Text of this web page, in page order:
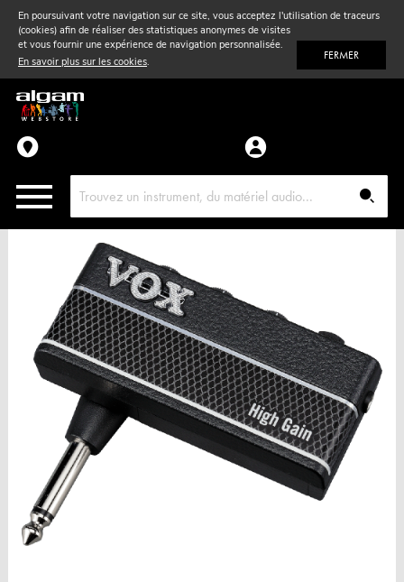
En poursuivant votre navigation sur ce site, vous acceptez l'utilisation de traceurs
(cookies) afin de réaliser des statistiques anonymes de visites
et vous fournir une expérience de navigation personnalisée.
En savoir plus sur les cookies. FERMER
Vent& Violon
Accessoires
Pièces détachées